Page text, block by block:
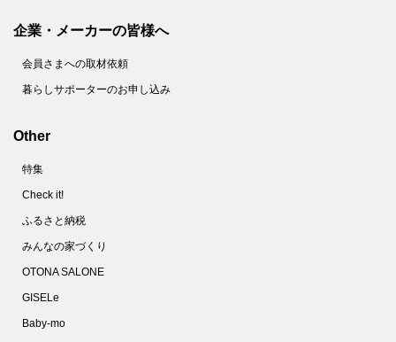
企業・メーカーの皆様へ
会員さまへの取材依頼
暮らしサポーターのお申し込み
Other
特集
Check it!
ふるさと納税
みんなの家づくり
OTONA SALONE
GISELe
Baby-mo